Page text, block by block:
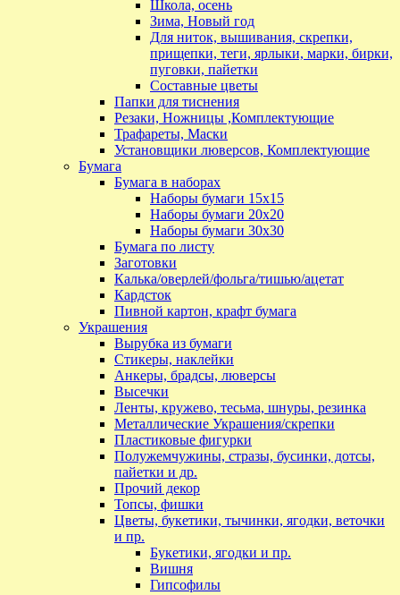
Школа, осень
Зима, Новый год
Для ниток, вышивания, скрепки,
прищепки, теги, ярлыки, марки, бирки,
пуговки, пайетки
Составные цветы
Папки для тиснения
Резаки, Ножницы ,Комплектующие
Трафареты, Маски
Установщики люверсов, Комплектующие
Бумага
Бумага в наборах
Наборы бумаги 15х15
Наборы бумаги 20х20
Наборы бумаги 30х30
Бумага по листу
Заготовки
Калька/оверлей/фольга/тишью/ацетат
Кардсток
Пивной картон, крафт бумага
Украшения
Вырубка из бумаги
Стикеры, наклейки
Анкеры, брадсы, люверсы
Высечки
Ленты, кружево, тесьма, шнуры, резинка
Металлические Украшения/скрепки
Пластиковые фигурки
Полужемчужины, стразы, бусинки, дотсы,
пайетки и др.
Прочий декор
Топсы, фишки
Цветы, букетики, тычинки, ягодки, веточки
и пр.
Букетики, ягодки и пр.
Вишня
Гипсофилы